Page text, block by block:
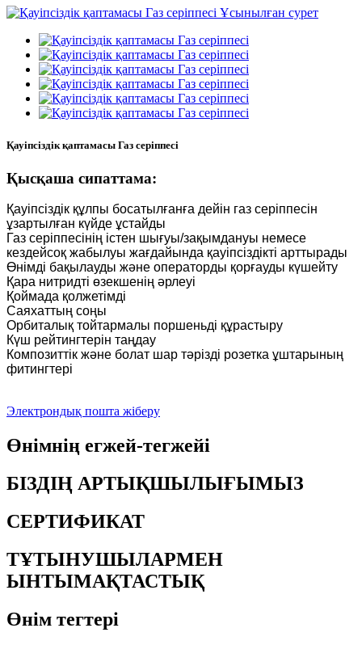
Қауіпсіздік қаптамасы Газ серіппесі
Қысқаша сипаттама:
Қауіпсіздік құлпы босатылғанға дейін газ серіппесін
ұзартылған күйде ұстайды
Газ серіппесінің істен шығуы/зақымдануы немесе
кездейсоқ жабылуы жағдайында қауіпсіздікті арттырады
Өнімді бақылауды және операторды қорғауды күшейту
Қара нитридті өзекшенің әрлеуі
Қоймада қолжетімді
Саяхаттың соңы
Орбиталық тойтармалы поршеньді құрастыру
Күш рейтингтерін таңдау
Композиттік және болат шар тәрізді розетка ұштарының
фитингтері
Электрондық пошта жіберу
Өнімнің егжей-тегжейі
БІЗДІҢ АРТЫҚШЫЛЫҒЫМЫЗ
СЕРТИФИКАТ
ТҰТЫНУШЫЛАРМЕН
ЫНТЫМАҚТАСТЫҚ
Өнім тегтері